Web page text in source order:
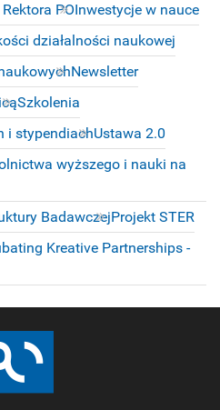
POInwestycje w nauce
działalności naukowej
Newsletter
Szkolenia
i stypendiachUstawa 2.0
wyższego i nauki na
BadawczejProjekt STER
Kreative Partnerships -